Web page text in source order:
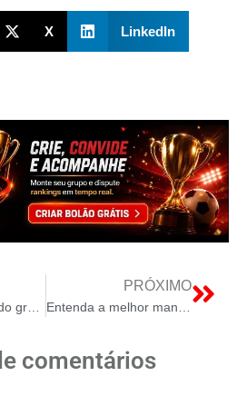
X LinkedIn
PRÓXIMO
comentários